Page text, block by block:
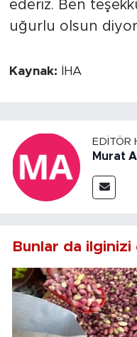
ederiz. Ben
uğurlu olsun
Kaynak: İHA
EDITÖR
Murat
Bunlar da